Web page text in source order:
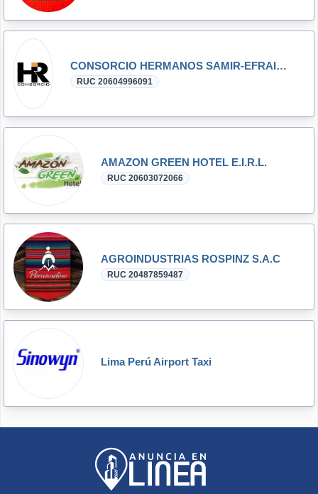
CONSORCIO HERMANOS SAMIR-EFRAIN S.A.C. - CONSORCIO H.S.E. S.A.C.
RUC 20604996091
AMAZON GREEN HOTEL E.I.R.L.
RUC 20603072066
AGROINDUSTRIAS ROSPINZ S.A.C
RUC 20487859487
Lima Perú Airport Taxi